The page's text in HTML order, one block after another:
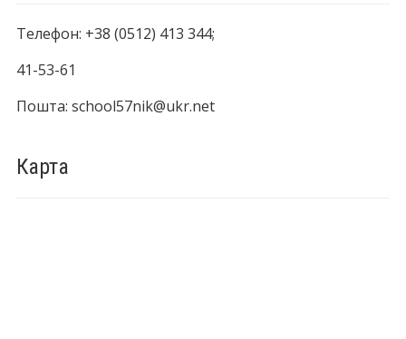
Телефон: +38 (0512) 413 344;
41-53-61
Пошта: school57nik@ukr.net
Карта